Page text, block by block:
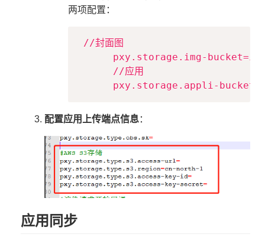
两项配置：
//封面图
pxy.storage.img-
      //应用
配置应用上传端点信息：
应用同步